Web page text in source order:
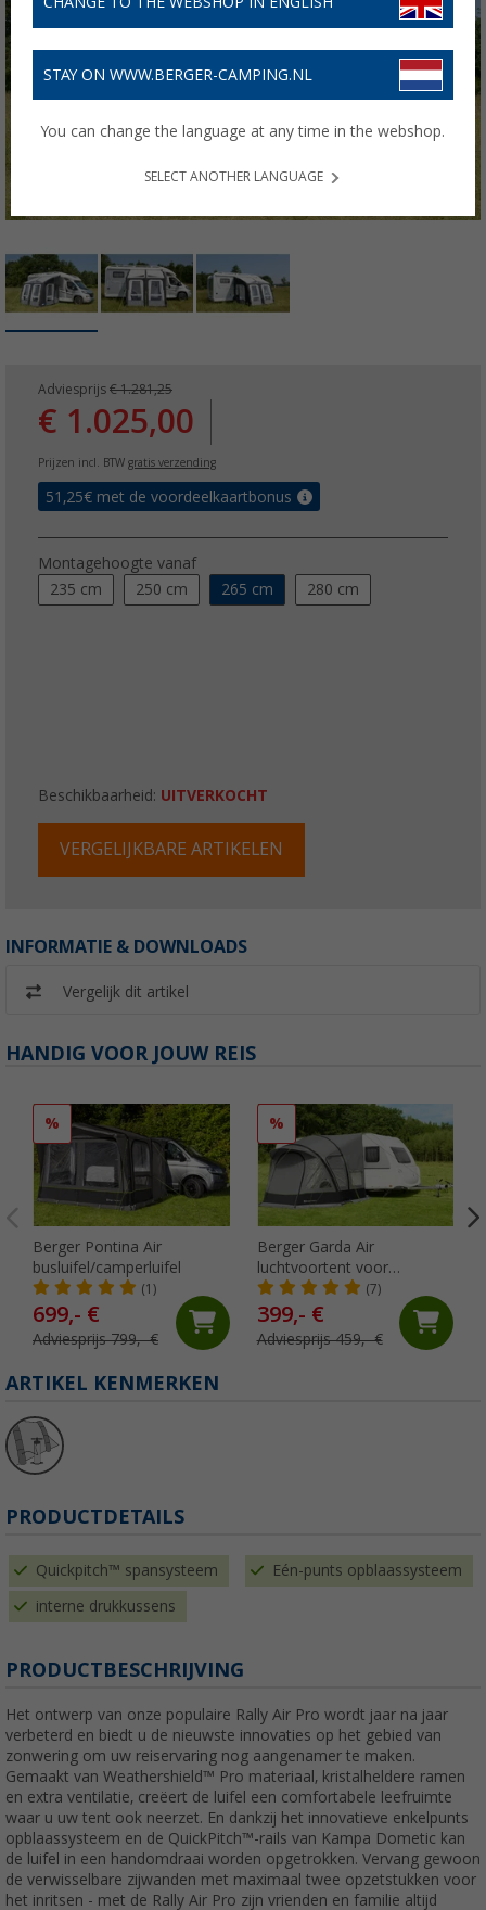
Adviesprijs € 1.281,25
€ 1.025,00
Prijzen incl. BTW gratis verzending
51,25€ met de voordeelkaartbonus
Montagehoogte vanaf
235 cm
250 cm 265 cm 280 cm
Beschikbaarheid: UITVERKOCHT
VERGELIJKBARE ARTIKELEN
INFORMATIE & DOWNLOADS
Vergelijk dit artikel
HANDIG VOOR JOUW REIS
%
Berger Pontina Air
busluifel/camperluifel
(1)
699,- €
Adviesprijs 799,- €
%
Berger Garda Air
luchtvoortent voor
caravans met opblaasbare
stokken
(7)
399,- €
Adviesprijs 459,- €
ARTIKEL KENMERKEN
PRODUCTDETAILS
Quickpitch™ spansysteem Eén-punts opblaassysteem
interne drukkussens
PRODUCTBESCHRIJVING
Het ontwerp van onze populaire Rally Air Pro wordt jaar na jaar
verbeterd en biedt u de nieuwste innovaties op het gebied van
zonwering om uw reiservaring nog aangenamer te maken.
Gemaakt van Weathershield™ Pro materiaal, kristalheldere ramen
en extra ventilatie, creëert de luifel een comfortabele leefruimte
waar u uw tent ook neerzet. En dankzij het innovatieve enkelpunts
opblaassysteem en de QuickPitch™-rails van Kampa Dometic kan
de luifel in een handomdraai worden opgetrokken. Vervang gewoon
de verwisselbare zijwanden met maximaal twee opzetstukken voor
het inritsen - met de Rally Air Pro zijn vrienden en familie altijd
STAY ON WWW.BERGER-CAMPING.NL
You can change the language at any time in the webshop.
SELECT ANOTHER LANGUAGE